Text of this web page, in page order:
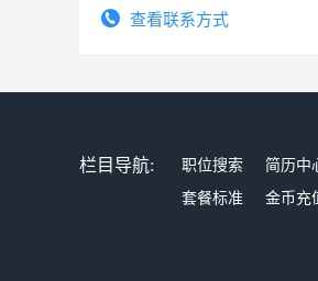
查看联系方式
栏目导航: 职位搜索 简历中
套餐标准
金币充